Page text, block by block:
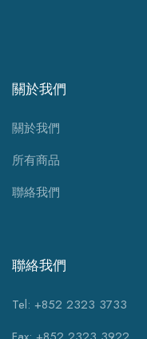
關於我們
關於我們
所有商品
聯絡我們
聯絡我們
Tel: +852 2323 3733